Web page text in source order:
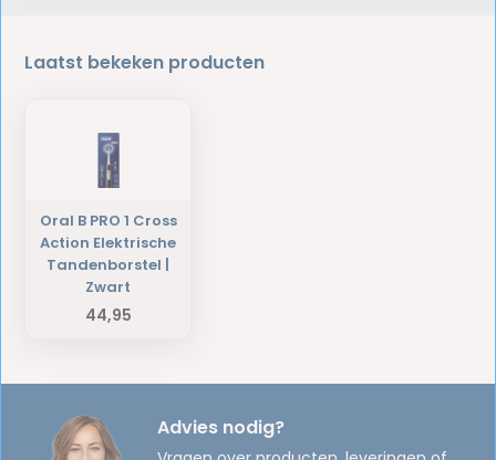
Laatst bekeken producten
Oral B PRO 1 Cross
Action Elektrische
Tandenborstel |
Zwart
44,95
Advies nodig?